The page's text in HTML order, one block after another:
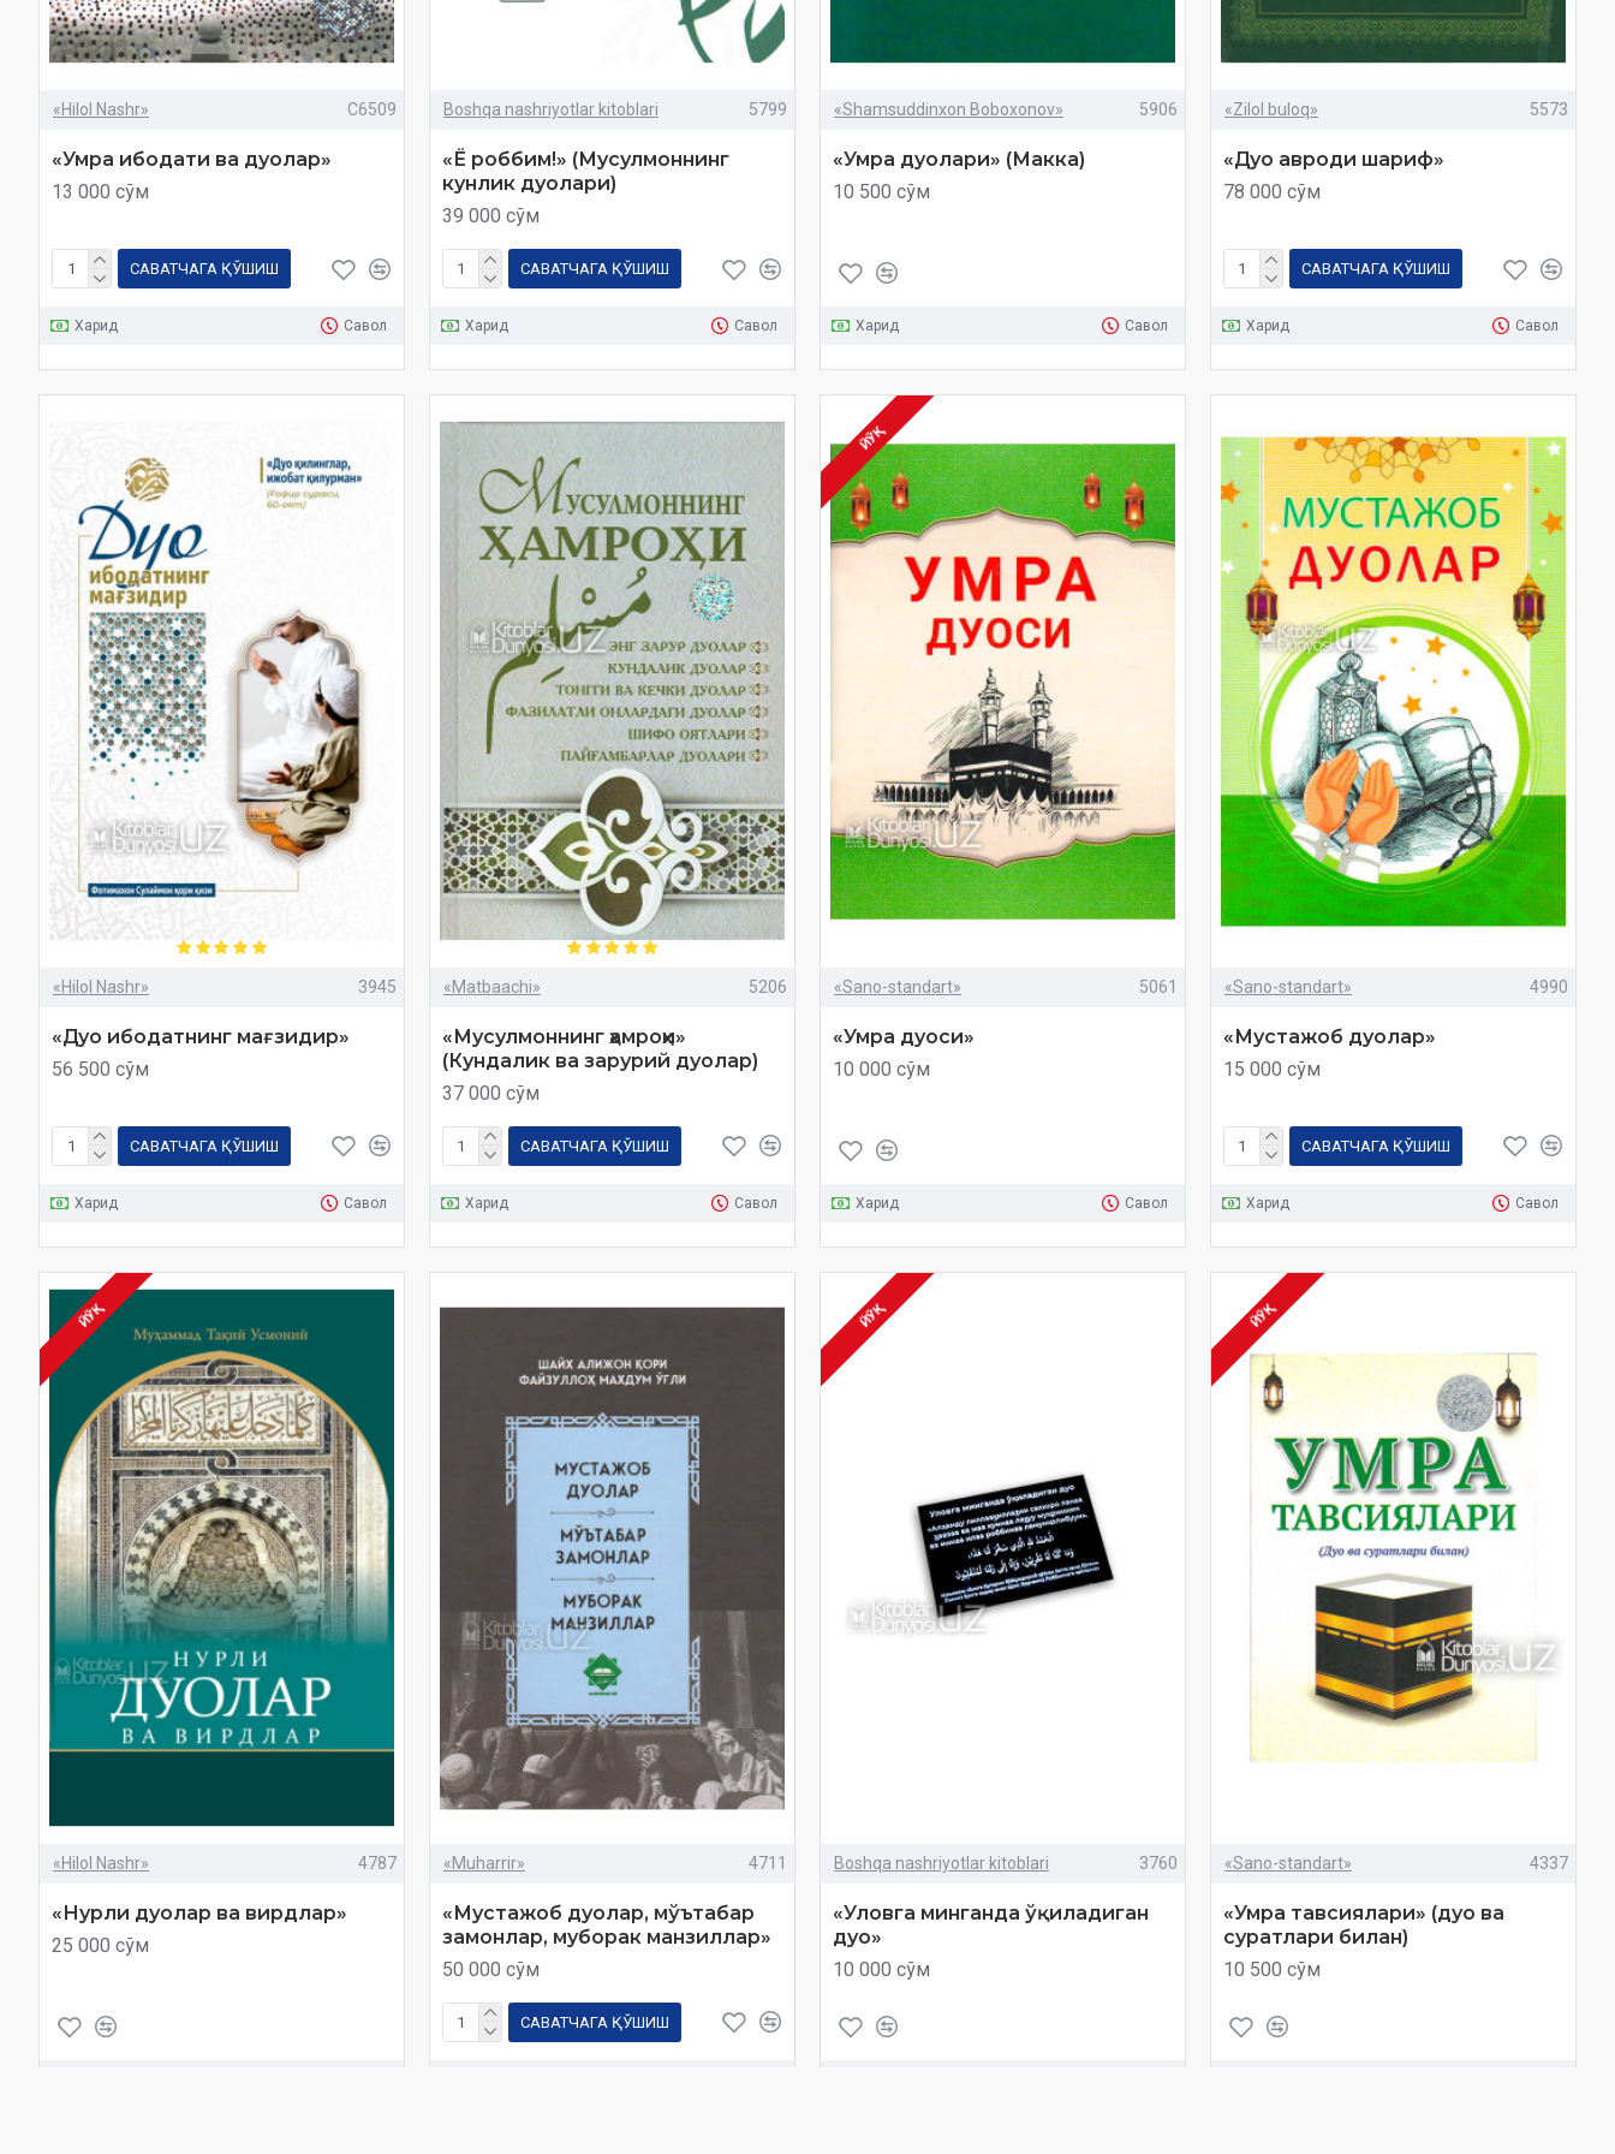
«Hilol Nashr» C6509
«Умра ибодати ва дуолар»
13 000 сўм
САВАТЧАГА ҚЎШИШ
Харид Савол
Boshqa nashriyotlar kitoblari 5799
«Ё роббим!» (Мусулмоннинг
кунлик дуолари)
39 000 сўм
САВАТЧАГА ҚЎШИШ
Харид Савол
«Shamsuddinxon Boboxonov» 5906
«Умра дуолари» (Макка)
10 500 сўм
Харид Савол
«Zilol buloq» 5573
«Дуо авроди шариф»
78 000 сўм
САВАТЧАГА ҚЎШИШ
Харид Савол
«Hilol Nashr» 3945
«Дуо ибодатнинг мағзидир»
56 500 сўм
САВАТЧАГА ҚЎШИШ
Харид Савол
«Matbaachi» 5206
«Мусулмоннинг ҳамроҳи»
(Кундалик ва зарурий дуолар)
37 000 сўм
САВАТЧАГА ҚЎШИШ
Харид Савол
ЙЎҚ
«Sano-standart» 5061
«Умра дуоси»
10 000 сўм
Харид Савол
«Sano-standart» 4990
«Мустажоб дуолар»
15 000 сўм
САВАТЧАГА ҚЎШИШ
Харид Савол
ЙЎҚ
«Hilol Nashr» 4787
«Нурли дуолар ва вирдлар»
25 000 сўм
«Muharrir» 4711
«Мустажоб дуолар, мўътабар
замонлар, муборак манзиллар»
50 000 сўм
САВАТЧАГА ҚЎШИШ
ЙЎҚ
Boshqa nashriyotlar kitoblari 3760
«Уловга минганда ўқиладиган
дуо»
10 000 сўм
ЙЎҚ
«Sano-standart» 4337
«Умра тавсиялари» (дуо ва
суратлари билан)
10 500 сўм